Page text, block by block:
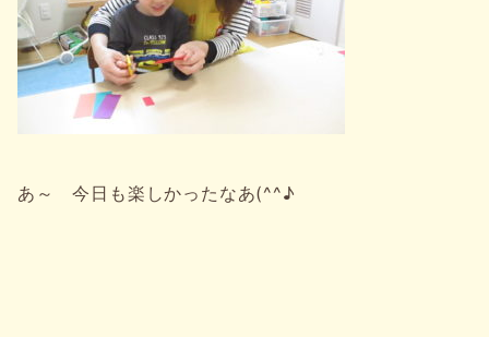
あ～ 今日も楽しかったなあ(^^♪